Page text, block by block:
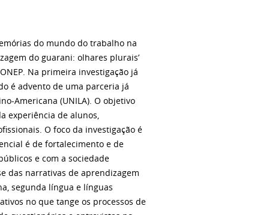
do mundo do trabalho na
do guarani: olhares plurais’
Na primeira investigação já
é advento de uma parceria já
Americana (UNILA). O objetivo
experiência de alunos,
O foco da investigação é
é de fortalecimento e de
e com a sociedade
das narrativas de aprendizagem
segunda língua e línguas
no que tange os processos de